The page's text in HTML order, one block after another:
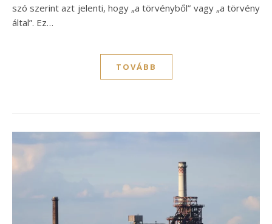
szó szerint azt jelenti, hogy „a törvényből” vagy „a törvény
által”. Ez…
TOVÁBB